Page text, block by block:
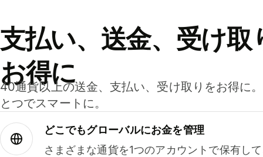
支払い、送金、受け取
お得に
40通貨以上の送金、支払い、受け取りをお得に
とつでスマートに。
どこでもグ⁠ロ⁠ー⁠バ⁠ルにお金を管理
さまざまな通貨を1つのアカウントで保有し